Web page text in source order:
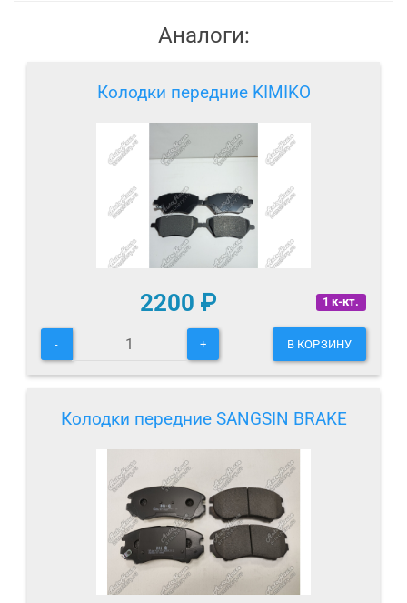
Аналоги:
Колодки передние KIMIKO
1 к-кт.
2200 ₽
- + В КОРЗИНУ
Колодки передние SANGSIN BRAKE